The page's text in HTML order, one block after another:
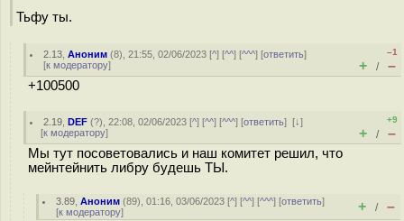
Тьфу ты.
2.13 ,Аноним (8), 21:55, 02/06/2023 [^] [^^] [^^^] [ответить]
[к модератору]
–1
+ / –
+100500
2.19 ,DEF (?), 22:08, 02/06/2023 [^] [^^] [^^^] [ответить][↓]
[к модератору]
+9
+ / –
Мы тут посоветовались и наш комитет решил, что
мейнтейнить либру будешь ТЫ.
3.89 ,Аноним (89), 01:16, 03/06/2023 [^] [^^] [^^^] [ответить]
[к модератору] + / –